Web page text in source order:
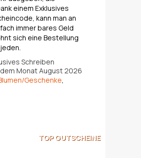
einem Exklusives
kann man an
immer bares Geld
sich eine Bestellung
Schreiben
Monat August 2026
Geschenke,
TOPGUTSCHEINE